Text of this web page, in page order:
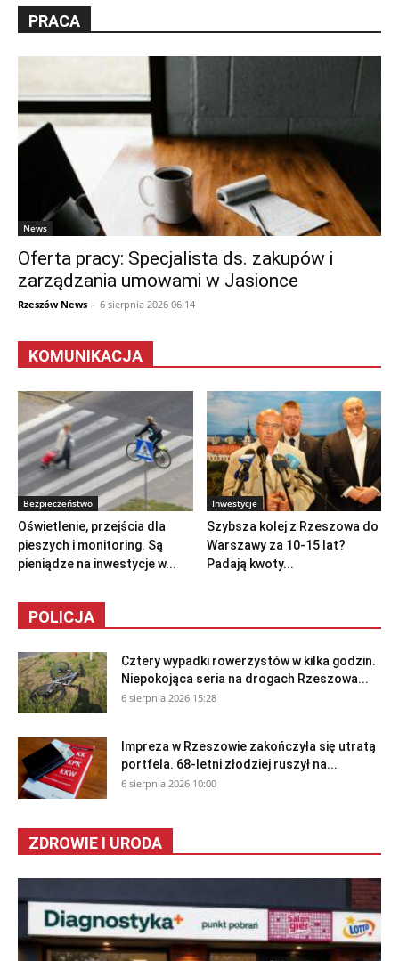
PRACA
News
Oferta pracy: Specjalista ds. zakupów i
zarządzania umowami w Jasionce
Rzeszów News - 6 sierpnia 2026 06:14
KOMUNIKACJA
Bezpieczeństwo
Oświetlenie, przejścia dla
pieszych i monitoring. Są
pieniądze na inwestycje w...
Inwestycje
Szybsza kolej z Rzeszowa do
Warszawy za 10-15 lat?
Padają kwoty...
POLICJA
Cztery wypadki rowerzystów w kilka godzin.
Niepokojąca seria na drogach Rzeszowa...
6 sierpnia 2026 15:28
Impreza w Rzeszowie zakończyła się utratą
portfela. 68-letni złodziej ruszył na...
6 sierpnia 2026 10:00
ZDROWIE I URODA